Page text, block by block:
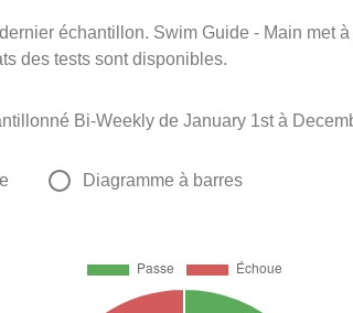
échantillon. Swim Guide - Main met
des tests sont disponibles.
Bi-Weekly de January 1st à
Diagramme à barres